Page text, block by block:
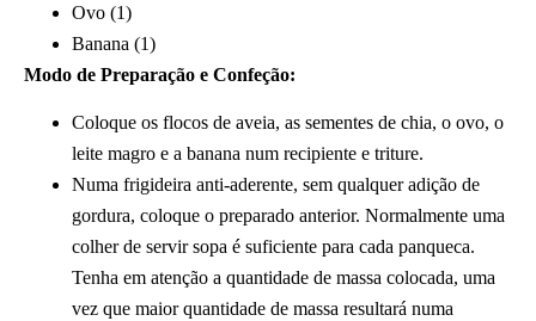
Ovo (1)
Banana (1)
Modo de Preparação e Confeção:
Coloque os flocos de aveia, as sementes de chia, o ovo, o
leite magro e a banana num recipiente e triture.
Numa frigideira anti-aderente, sem qualquer adição de
gordura, coloque o preparado anterior. Normalmente uma
colher de servir sopa é suficiente para cada panqueca.
Tenha em atenção a quantidade de massa colocada, uma
vez que maior quantidade de massa resultará numa